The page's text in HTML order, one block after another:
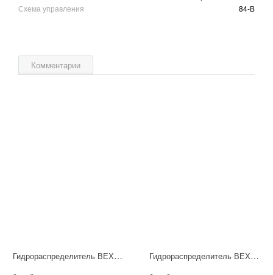
Схема управления
84-В
Комментарии
Гидрораспределитель ВЕХ16.574 Г24 НМ УХЛ4 Гидрораспределитель ВЕХ16.64-А Г24 НМ УХЛ4